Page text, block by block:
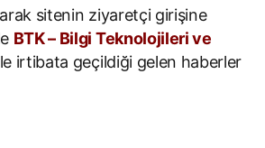
sitenin ziyaretçi girişine
BTK – Bilgi Teknolojileri ve
irtibata geçildiği gelen haberler